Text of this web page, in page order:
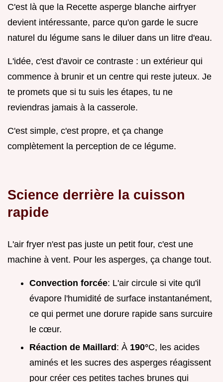
C'est là que la Recette asperge blanche airfryer
devient intéressante, parce qu'on garde le sucre
naturel du légume sans le diluer dans un litre d'eau.
L'idée, c'est d'avoir ce contraste : un extérieur qui
commence à brunir et un centre qui reste juteux. Je
te promets que si tu suis les étapes, tu ne
reviendras jamais à la casserole.
C'est simple, c'est propre, et ça change
complètement la perception de ce légume.
Science derrière la cuisson
rapide
L'air fryer n'est pas juste un petit four, c'est une
machine à vent. Pour les asperges, ça change tout.
Convection forcée: L'air circule si vite qu'il
évapore l'humidité de surface instantanément,
ce qui permet une dorure rapide sans surcuire
le cœur.
Réaction de Maillard : À 190°C, les acides
aminés et les sucres des asperges réagissent
pour créer ces petites taches brunes qui